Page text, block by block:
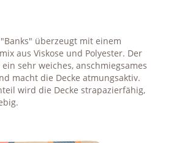
"Banks" überzeugt mit einem
aus Viskose und Polyester. Der
sehr weiches, anschmiegsames
macht die Decke atmungsaktiv.
wird die Decke strapazierfähig,